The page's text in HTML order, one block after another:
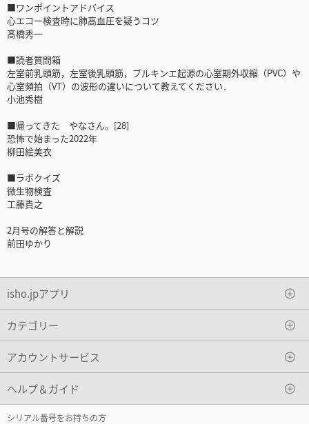
■ワンポイントアドバイス
心エコー検査時に肺高血圧を疑うコツ
髙橋秀一
■読者質問箱
左室前乳頭筋，左室後乳頭筋，プルキンエ起源の心室期外収縮（PVC）や
心室頻拍（VT）の波形の違いについて教えてください．
小池秀樹
■帰ってきた やなさん。[28]
恐怖で始まった2022年
柳田絵美衣
■ラボクイズ
微生物検査
工藤貴之
2月号の解答と解説
前田ゆかり
isho.jpアプリ
カテゴリー
アカウントサービス
ヘルプ＆ガイド
シリアル番号をお持ちの方